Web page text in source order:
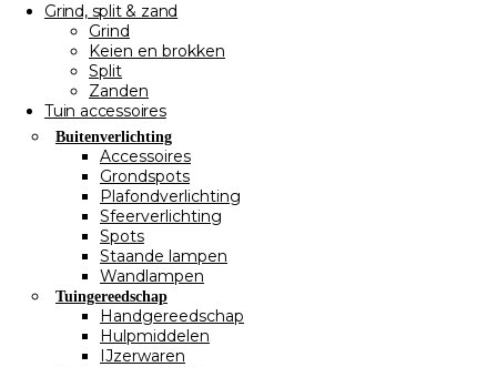
Grind, split & zand
Grind
Keien en brokken
Split
Zanden
Tuin accessoires
Buitenverlichting
Accessoires
Grondspots
Plafondverlichting
Sfeerverlichting
Spots
Staande lampen
Wandlampen
Tuingereedschap
Handgereedschap
Hulpmiddelen
IJzerwaren